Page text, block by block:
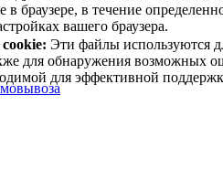
в браузере, в течение
вашего браузера.
Эти файлы используются
для обнаружения возможных
для эффективной